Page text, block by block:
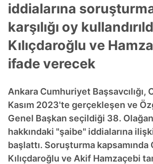
iddialarına
karşılığı oy
Kılıçdaroğlu ve
ifade verecek
Ankara Cumhuriyet Başsavcılığı,
Kasım 2023'te gerçekleşen ve
Genel Başkan seçildiği 38.
hakkındaki "şaibe" iddialarına
başlattı. Soruşturma kapsamında
Kılıçdaroğlu ve Akif Hamzaçebi